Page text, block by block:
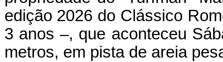
edição 2026 do Clássico
3 anos –, que aconteceu
metros, em pista de areia